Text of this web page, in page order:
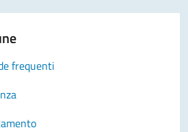
frequenti